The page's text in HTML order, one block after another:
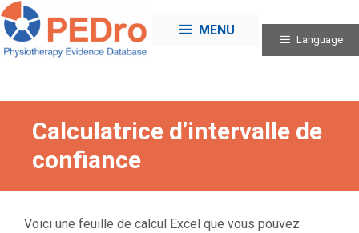
Skip
to
content
MENU
Language
Calculatrice d’intervalle de
confiance
Voici une feuille de calcul Excel que vous pouvez